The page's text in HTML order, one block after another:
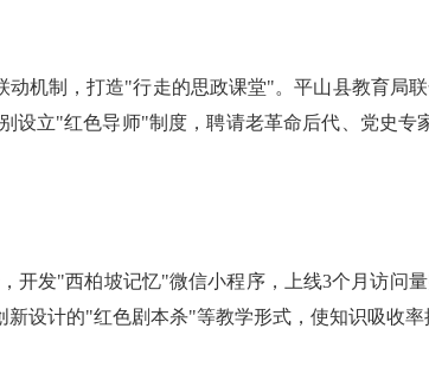
机制，打造"行走的思政课堂"。平山县教育局
设立"红色导师"制度，聘请老革命后代、党史专
开发"西柏坡记忆"微信小程序，上线3个月访问
设计的"红色剧本杀"等教学形式，使知识吸收